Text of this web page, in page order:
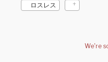
ロスレス